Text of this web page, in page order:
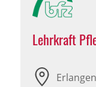
Lehrkraft
Erlangen